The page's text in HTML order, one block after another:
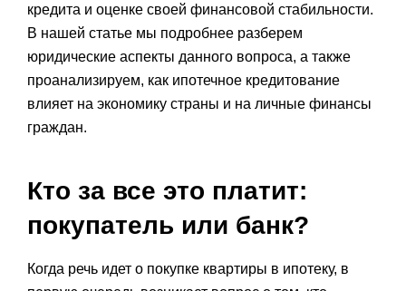
кредита и оценке своей финансовой стабильности.
В нашей статье мы подробнее разберем
юридические аспекты данного вопроса, а также
проанализируем, как ипотечное кредитование
влияет на экономику страны и на личные финансы
граждан.
Кто за все это платит:
покупатель или банк?
Когда речь идет о покупке квартиры в ипотеку, в